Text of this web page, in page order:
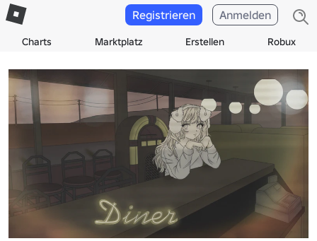
Charts Marktplatz Erstellen Robux
Registrieren Anmelden